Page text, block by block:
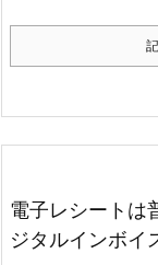
電子レシートは
ジタルインボイ